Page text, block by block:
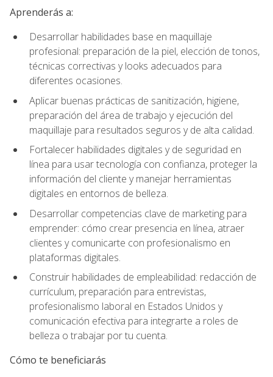
Aprenderás a:
Desarrollar habilidades base en maquillaje
profesional: preparación de la piel, elección de tonos,
técnicas correctivas y looks adecuados para
diferentes ocasiones.
Aplicar buenas prácticas de sanitización, higiene,
preparación del área de trabajo y ejecución del
maquillaje para resultados seguros y de alta calidad.
Fortalecer habilidades digitales y de seguridad en
línea para usar tecnología con confianza, proteger la
información del cliente y manejar herramientas
digitales en entornos de belleza.
Desarrollar competencias clave de marketing para
emprender: cómo crear presencia en línea, atraer
clientes y comunicarte con profesionalismo en
plataformas digitales.
Construir habilidades de empleabilidad: redacción de
currículum, preparación para entrevistas,
profesionalismo laboral en Estados Unidos y
comunicación efectiva para integrarte a roles de
belleza o trabajar por tu cuenta.
Cómo te beneficiarás